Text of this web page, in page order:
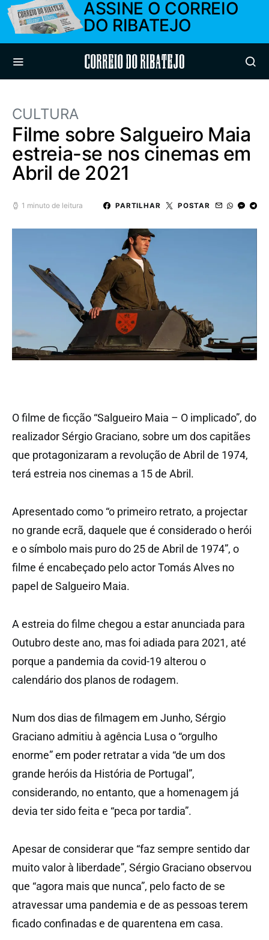
ASSINE O CORREIO
DO RIBATEJO
Correio do Ribatejo
CULTURA
Filme sobre Salgueiro Maia
estreia-se nos cinemas em
Abril de 2021
1 minuto de leitura PARTILHAR POSTAR
O filme de ficção “Salgueiro Maia – O implicado”, do
realizador Sérgio Graciano, sobre um dos capitães
que protagonizaram a revolução de Abril de 1974,
terá estreia nos cinemas a 15 de Abril.
Apresentado como “o primeiro retrato, a projectar
no grande ecrã, daquele que é considerado o herói
e o símbolo mais puro do 25 de Abril de 1974”, o
filme é encabeçado pelo actor Tomás Alves no
papel de Salgueiro Maia.
A estreia do filme chegou a estar anunciada para
Outubro deste ano, mas foi adiada para 2021, até
porque a pandemia da covid-19 alterou o
calendário dos planos de rodagem.
Num dos dias de filmagem em Junho, Sérgio
Graciano admitiu à agência Lusa o “orgulho
enorme” em poder retratar a vida “de um dos
grande heróis da História de Portugal”,
considerando, no entanto, que a homenagem já
devia ter sido feita e “peca por tardia”.
Apesar de considerar que “faz sempre sentido dar
muito valor à liberdade”, Sérgio Graciano observou
que “agora mais que nunca”, pelo facto de se
atravessar uma pandemia e de as pessoas terem
ficado confinadas e de quarentena em casa.